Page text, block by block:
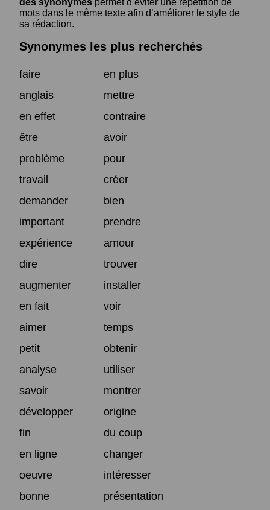
des synonymes permet d’éviter une répétition de
mots dans le même texte afin d’améliorer le style de
sa rédaction.
Synonymes les plus recherchés
faire
en plus
anglais
mettre
en effet
contraire
être
avoir
problème
pour
travail
créer
demander
bien
important
prendre
expérience
amour
dire
trouver
augmenter
installer
en fait
voir
aimer
temps
petit
obtenir
analyse
utiliser
savoir
montrer
développer
origine
fin
du coup
en ligne
changer
oeuvre
intéresser
bonne
présentation